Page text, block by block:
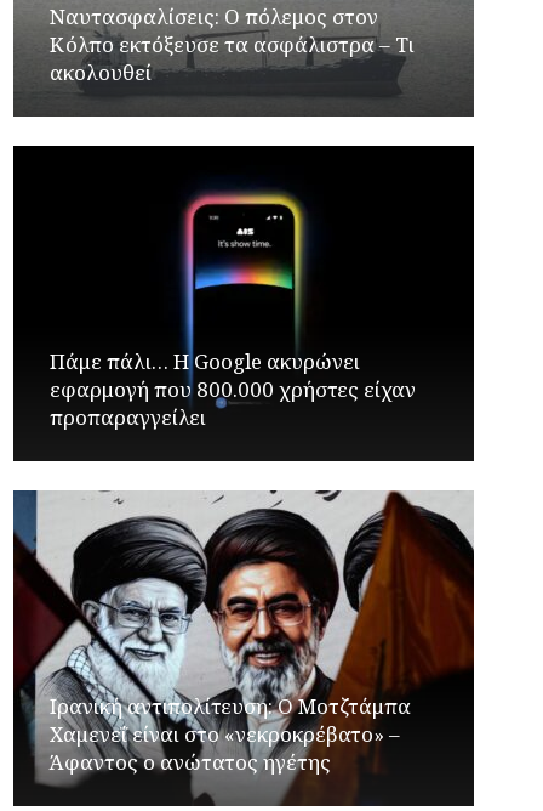
Ναυτασφαλίσεις: Ο πόλεμος στον
Κόλπο εκτόξευσε τα ασφάλιστρα – Τι
ακολουθεί
Πάμε πάλι… Η Google ακυρώνει
εφαρμογή που 800.000 χρήστες είχαν
προπαραγγείλει
Ιρανική αντιπολίτευση: Ο Μοτζτάμπα
Χαμενεΐ είναι στο «νεκροκρέβατο» –
Άφαντος ο ανώτατος ηγέτης